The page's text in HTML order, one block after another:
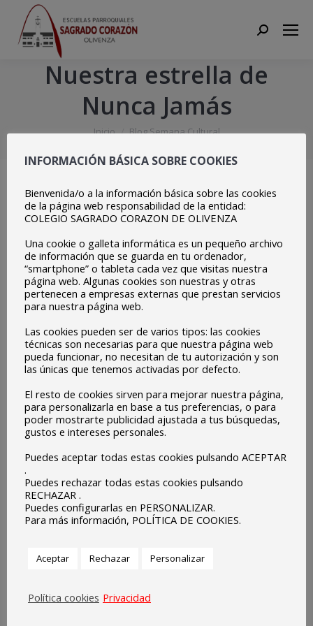
Search:
Nuestra estrella de
Nunca Jamás
Estás aquí: Inicio
Blog Semana Cultural
INFORMACIÓN BÁSICA SOBRE COOKIES
Bienvenida/o a la información básica sobre las cookies
de la página web responsabilidad de la entidad:
COLEGIO SAGRADO CORAZON DE OLIVENZA
Una cookie o galleta informática es un pequeño archivo
de información que se guarda en tu ordenador,
“smartphone” o tableta cada vez que visitas nuestra
página web. Algunas cookies son nuestras y otras
pertenecen a empresas externas que prestan servicios
para nuestra página web.
Las cookies pueden ser de varios tipos: las cookies
técnicas son necesarias para que nuestra página web
pueda funcionar, no necesitan de tu autorización y son
las únicas que tenemos activadas por defecto.
El resto de cookies sirven para mejorar nuestra página,
para personalizarla en base a tus preferencias, o para
poder mostrarte publicidad ajustada a tus búsquedas,
gustos e intereses personales.
Puedes aceptar todas estas cookies pulsando ACEPTAR
.
Puedes rechazar todas estas cookies pulsando
RECHAZAR .
Puedes configurarlas en PERSONALIZAR.
Para más información, POLÍTICA DE COOKIES.
Aceptar Rechazar Personalizar
Política cookies Privacidad